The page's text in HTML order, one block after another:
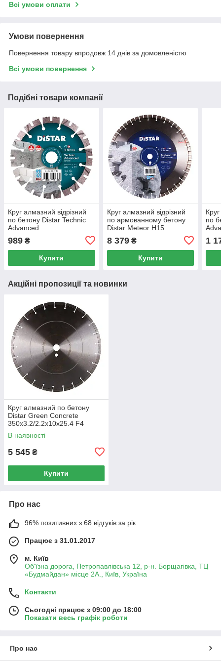
Всі умови оплати
Умови повернення
Повернення товару впродовж 14 днів за домовленістю
Всі умови повернення
Подібні товари компанії
Круг алмазний відрізний
по бетону Distar Technic
Advanced
989 ₴
Купити
Круг алмазний відрізний
по армованному бетону
Distar Meteor H15
8 379₴
Купити
по
1
Акційні пропозиції та новинки
Круг алмазний по бетону
Distar Green Concrete
350x3.2/2.2x10x25.4 F4
В наявності
5 545 ₴
Купити
Про нас
96% позитивних з 68 відгуків за рік
Працює з 31.01.2017
м. Київ
Об'їзна дорога, Петропавлівська 12, р-н. Борщагівка, ТЦ
«Будмайдан» місце 2А., Київ, Україна
Контакти
Сьогодні працює з 09:00 до 18:00
Показати весь графік роботи
Про нас